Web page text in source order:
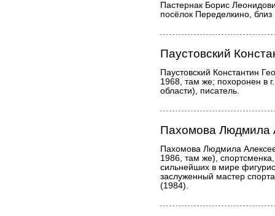
Пастернак Борис
посёлок Переделкино,
Паустовский
Паустовский Константин
1968, там же; похоронен в
области), писатель.
Пахомова Людмила
Пахомова Людмила
1986, там же), спортсменка,
сильнейших в мире
заслуженный мастер
(1984).